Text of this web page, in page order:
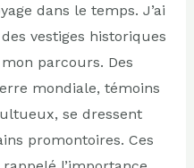
dans le temps. J’ai
vestiges historiques
parcours. Des
mondiale, témoins
se dressent
promontoires. Ces